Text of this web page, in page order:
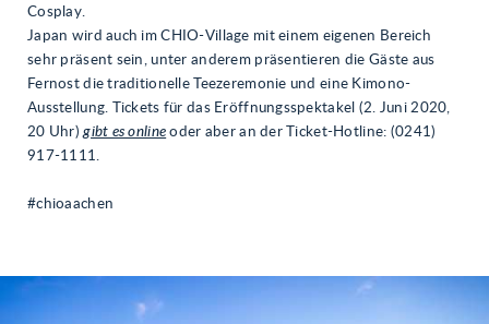
Cosplay.
Japan wird auch im CHIO-Village mit einem eigenen Bereich
sehr präsent sein, unter anderem präsentieren die Gäste aus
Fernost die traditionelle Teezeremonie und eine Kimono-
Ausstellung. Tickets für das Eröffnungsspektakel (2. Juni 2020,
20 Uhr)gibt es online oder aber an der Ticket-Hotline: (0241)
917-1111.
#chioaachen